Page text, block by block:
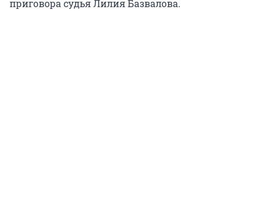
приговора судья Лилия Базвалова.